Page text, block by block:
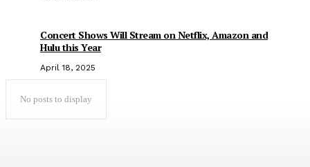
Concert Shows Will Stream on Netflix, Amazon and
Hulu this Year
April 18, 2025
No posts to display